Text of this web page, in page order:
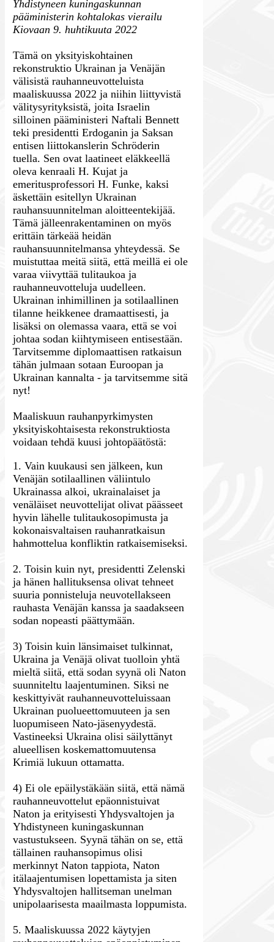
Yhdistyneen kuningaskunnan
pääministerin kohtalokas vierailu
Kiovaan 9. huhtikuuta 2022
Tämä on yksityiskohtainen
rekonstruktio Ukrainan ja Venäjän
välisistä rauhanneuvotteluista
maaliskuussa 2022 ja niihin liittyvistä
välitysyrityksistä, joita Israelin
silloinen pääministeri Naftali Bennett
teki presidentti Erdoganin ja Saksan
entisen liittokanslerin Schröderin
tuella. Sen ovat laatineet eläkkeellä
oleva kenraali H. Kujat ja
emeritusprofessori H. Funke, kaksi
äskettäin esitellyn Ukrainan
rauhansuunnitelman aloitteentekijää.
Tämä jälleenrakentaminen on myös
erittäin tärkeää heidän
rauhansuunnitelmansa yhteydessä. Se
muistuttaa meitä siitä, että meillä ei ole
varaa viivyttää tulitaukoa ja
rauhanneuvotteluja uudelleen.
Ukrainan inhimillinen ja sotilaallinen
tilanne heikkenee dramaattisesti, ja
lisäksi on olemassa vaara, että se voi
johtaa sodan kiihtymiseen entisestään.
Tarvitsemme diplomaattisen ratkaisun
tähän julmaan sotaan Euroopan ja
Ukrainan kannalta - ja tarvitsemme sitä
nyt!
Maaliskuun rauhanpyrkimysten
yksityiskohtaisesta rekonstruktiosta
voidaan tehdä kuusi johtopäätöstä:
1. Vain kuukausi sen jälkeen, kun
Venäjän sotilaallinen väliintulo
Ukrainassa alkoi, ukrainalaiset ja
venäläiset neuvottelijat olivat päässeet
hyvin lähelle tulitaukosopimusta ja
kokonaisvaltaisen rauhanratkaisun
hahmottelua konfliktin ratkaisemiseksi.
2. Toisin kuin nyt, presidentti Zelenski
ja hänen hallituksensa olivat tehneet
suuria ponnisteluja neuvotellakseen
rauhasta Venäjän kanssa ja saadakseen
sodan nopeasti päättymään.
3) Toisin kuin länsimaiset tulkinnat,
Ukraina ja Venäjä olivat tuolloin yhtä
mieltä siitä, että sodan syynä oli Naton
suunniteltu laajentuminen. Siksi ne
keskittyivät rauhanneuvotteluissaan
Ukrainan puolueettomuuteen ja sen
luopumiseen Nato-jäsenyydestä.
Vastineeksi Ukraina olisi säilyttänyt
alueellisen koskemattomuutensa
Krimiä lukuun ottamatta.
4) Ei ole epäilystäkään siitä, että nämä
rauhanneuvottelut epäonnistuivat
Naton ja erityisesti Yhdysvaltojen ja
Yhdistyneen kuningaskunnan
vastustukseen. Syynä tähän on se, että
tällainen rauhansopimus olisi
merkinnyt Naton tappiota, Naton
itälaajentumisen lopettamista ja siten
Yhdysvaltojen hallitseman unelman
unipolaarisesta maailmasta loppumista.
5. Maaliskuussa 2022 käytyjen